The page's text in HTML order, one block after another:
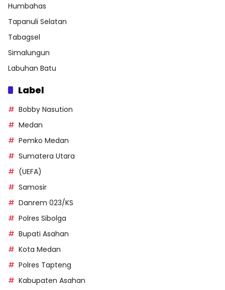
Humbahas
Tapanuli Selatan
Tabagsel
Simalungun
Labuhan Batu
Label
Bobby Nasution
Medan
Pemko Medan
Sumatera Utara
(UEFA)
Samosir
Danrem 023/KS
Polres Sibolga
Bupati Asahan
Kota Medan
Polres Tapteng
Kabupaten Asahan